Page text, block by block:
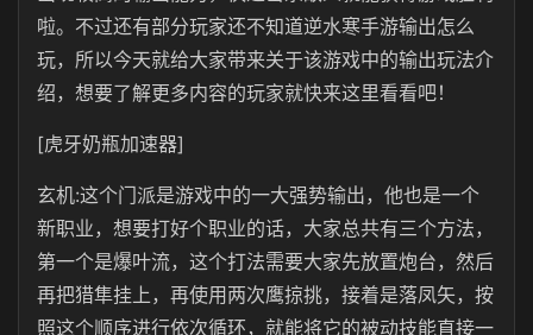
啦。不过还有部分玩家还不知道逆水寒手游输出怎么
玩，所以今天就给大家带来关于该游戏中的输出玩法介
绍，想要了解更多内容的玩家就快来这里看看吧！
[虎牙奶瓶加速器]
玄机:这个门派是游戏中的一大强势输出，他也是一个
新职业，想要打好个职业的话，大家总共有三个方法，
第一个是爆叶流，这个打法需要大家先放置炮台，然后
再把猎隼挂上，再使用两次鹰掠挑，接着是落凤矢，按
照这个顺序进行依次循环，就能将它的被动技能直接一